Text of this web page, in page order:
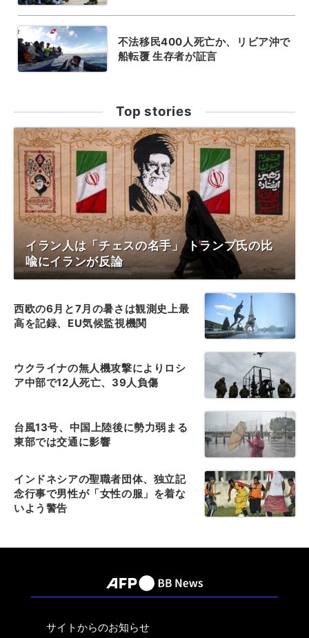
不法移民400人死亡か、リビア沖で
船転覆 生存者が証言
Top stories
イラン人は「チェスの名手」 トランプ氏の比
喩にイランが反論
西欧の6月と7月の暑さは観測史上最
高を記録、EU気候監視機関
ウクライナの無人機攻撃によりロシ
ア中部で12人死亡、39人負傷
台風13号、中国上陸後に勢力弱まる
東部では交通に影響
インドネシアの聖職者団体、独立記
念行事で男性が「女性の服」を着な
いよう警告
サイトからのお知らせ